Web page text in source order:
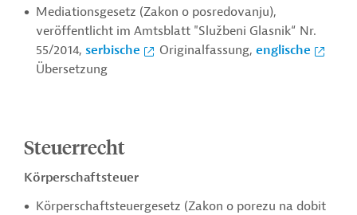
Mediationsgesetz (Zakon o posredovanju),
veröffentlicht im Amtsblatt "Službeni Glasnik“ Nr.
55/2014, serbische Originalfassung, englische
Übersetzung
Steuerrecht
Körperschaftsteuer
Körperschaftsteuergesetz (Zakon o porezu na dobit